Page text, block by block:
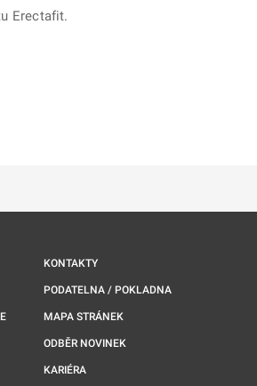
Erectafit.
KONTAKTY
PODATELNA / POKLADNA
MAPA STRÁNEK
ODBĚR NOVINEK
KARIÉRA